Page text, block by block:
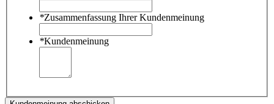
*Zusammenfassung Ihrer Kundenmeinung
*Kundenmeinung